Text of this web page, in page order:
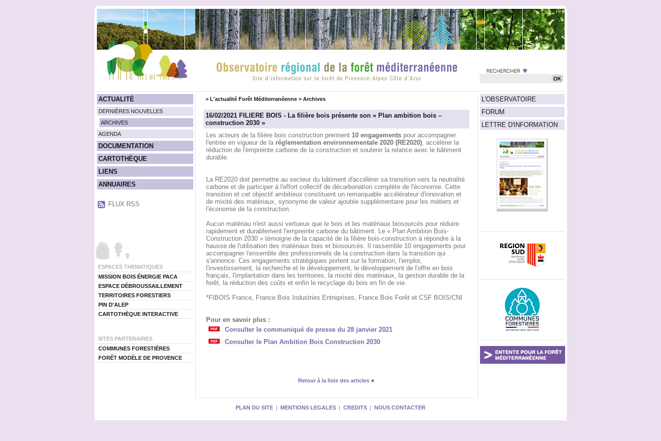
ACTUALITÉ
DERNIÈRES NOUVELLES
ARCHIVES
AGENDA
DOCUMENTATION
CARTOTHÈQUE
LIENS
ANNUAIRES
FLUX RSS
ESPACES THEMATIQUES
MISSION BOIS ÉNERGIE PACA
ESPACE DÉBROUSSAILLEMENT
TERRITOIRES FORESTIERS
PIN D'ALEP
CARTOTHÈQUE INTERACTIVE
SITES PARTENAIRES
COMMUNES FORESTIÈRES
FORÊT MODÈLE DE PROVENCE
L'OBSERVATOIRE
FORUM
LETTRE D'INFORMATION
> L'actualité Forêt Méditerranéenne> Archives
16/02/2021 FILIERE BOIS - La filière bois présente son « Plan ambition bois –
construction 2030 »
Les acteurs de la filière bois construction prennent 10 engagementspour accompagner
l'entrée en vigueur de la réglementation environnementale 2020 (RE2020), accélérer la
réduction de l'empreinte carbone de la construction et soutenir la relance avec le bâtiment
durable.
La RE2020 doit permettre au secteur du bâtiment d'accélérer sa transition vers la neutralité
carbone et de participer à l'effort collectif de décarbonation complète de l'économie. Cette
transition et cet objectif ambitieux constituent un remarquable accélérateur d'innovation et
de mixité des matériaux, synonyme de valeur ajoutée supplémentaire pour les métiers et
l'économie de la construction.
Aucun matériau n'est aussi vertueux que le bois et les matériaux biosourcés pour réduire
rapidement et durablement l'empreinte carbone du bâtiment. Le « Plan Ambition Bois-
Construction 2030 » témoigne de la capacité de la filière bois-construction à répondre à la
hausse de l'utilisation des matériaux bois et biosourcés. Il rassemble 10 engagements pour
accompagner l'ensemble des professionnels de la construction dans la transition qui
s'annonce. Ces engagements stratégiques portent sur la formation, l'emploi,
l'investissement, la recherche et le développement, le développement de l'offre en bois
français, l'implantation dans les territoires, la mixité des matériaux, la gestion durable de la
forêt, la réduction des coûts et enfin le recyclage du bois en fin de vie.
*FIBOIS France, France Bois Industries Entreprises, France Bois Forêt et CSF BOIS/CNI
Pour en savoir plus :
Consulter le communiqué de presse du 28 janvier 2021
Consulter le Plan Ambition Bois Construction 2030
Retour à la liste des articles
PLAN DU SITE | MENTIONS LEGALES | CREDITS | NOUS CONTACTER